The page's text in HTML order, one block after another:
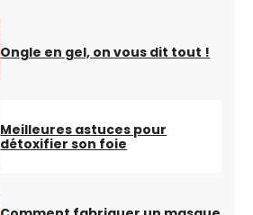
Ongle en gel, on vous dit tout !
Meilleures astuces pour
détoxifier son foie